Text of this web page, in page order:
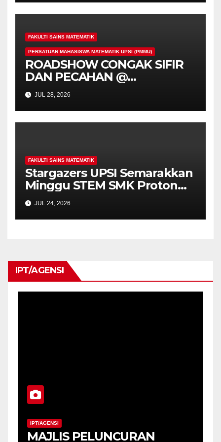
FAKULTI SAINS MATEMATIK
PERSATUAN MAHASISWA MATEMATIK UPSI (PMMU)
ROADSHOW CONGAK SIFIR
DAN PECAHAN @
UNIVERSITI PENDIDIKAN
SULTAN IDRIS (UPSI)
JUL 28, 2026
FAKULTI SAINS MATEMATIK
Stargazers UPSI Semarakkan
Minggu STEM SMK Proton
City Melalui Pencerapan
Matahari
JUL 24, 2026
IPT/AGENSI
IPT/AGENSI
MAJLIS PELUNCURAN